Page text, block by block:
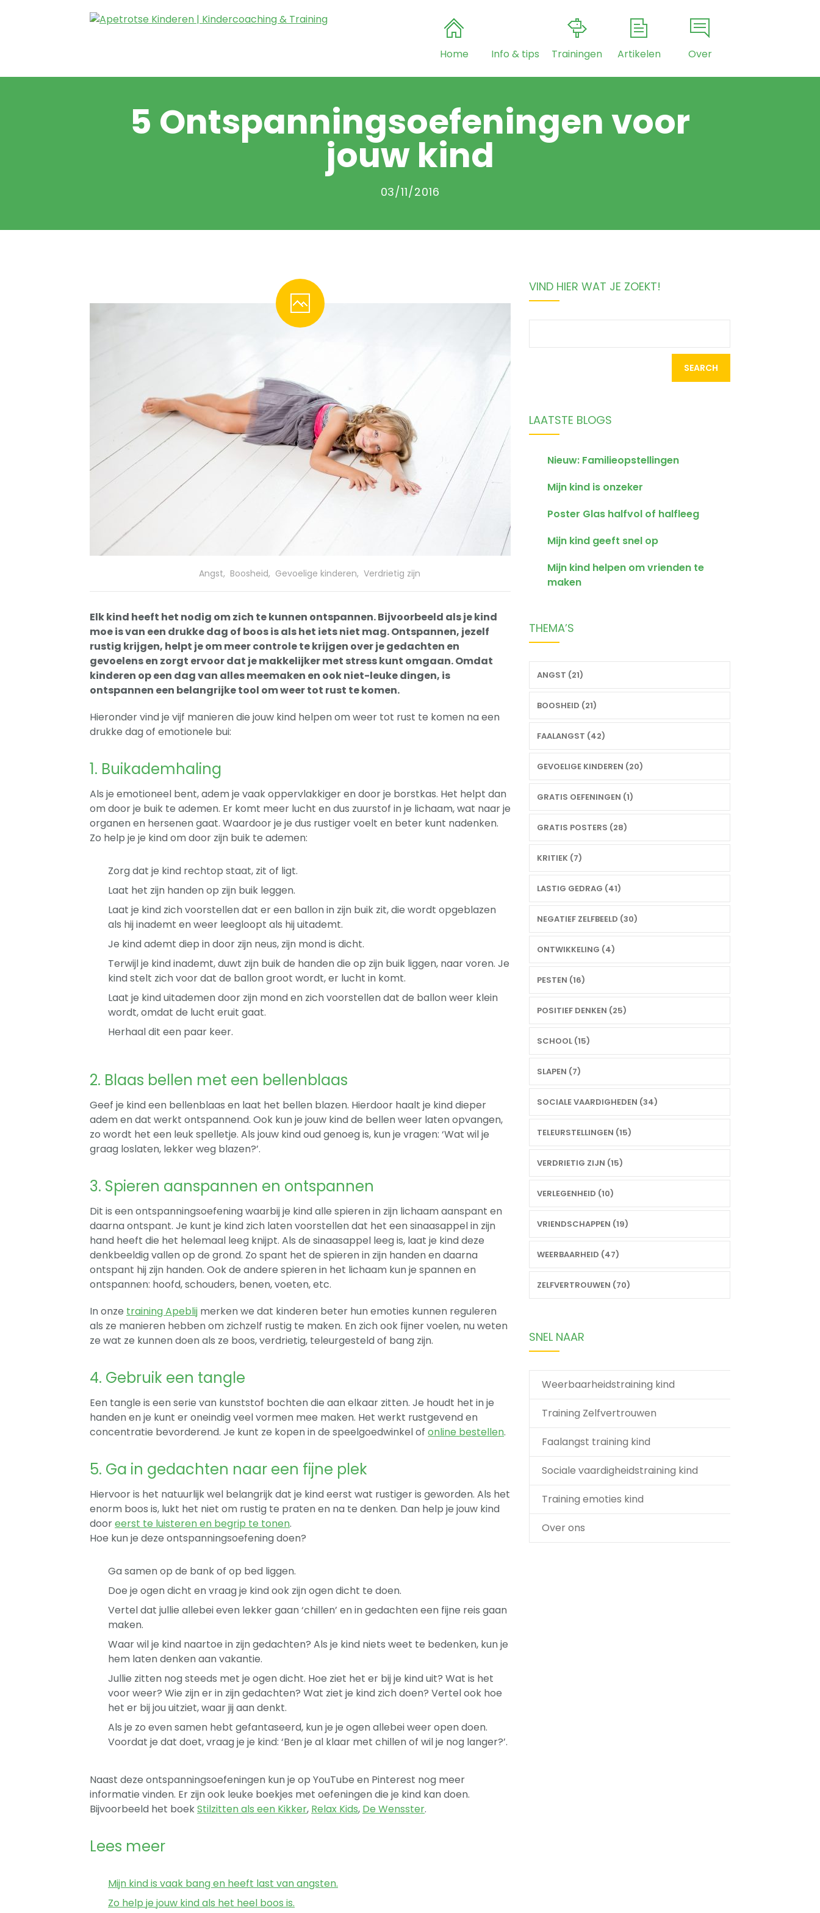
Home Info & tips Trainingen Artikelen Over
5 Ontspanningsoefeningen voor
jouw kind
03/11/2016
Angst, Boosheid, Gevoelige kinderen, Verdrietig zijn
Elk kind heeft het nodig om zich te kunnen ontspannen. Bijvoorbeeld als je kind
moe is van een drukke dag of boos is als het iets niet mag. Ontspannen, jezelf
rustig krijgen, helpt je om meer controle te krijgen over je gedachten en
gevoelens en zorgt ervoor dat je makkelijker met stress kunt omgaan. Omdat
kinderen op een dag van alles meemaken en ook niet-leuke dingen, is
ontspannen een belangrijke tool om weer tot rust te komen.
Hieronder vind je vijf manieren die jouw kind helpen om weer tot rust te komen na een
drukke dag of emotionele bui:
1. Buikademhaling
Als je emotioneel bent, adem je vaak oppervlakkiger en door je borstkas. Het helpt dan
om door je buik te ademen. Er komt meer lucht en dus zuurstof in je lichaam, wat naar je
organen en hersenen gaat. Waardoor je je dus rustiger voelt en beter kunt nadenken.
Zo help je je kind om door zijn buik te ademen:
Zorg dat je kind rechtop staat, zit of ligt.
Laat het zijn handen op zijn buik leggen.
Laat je kind zich voorstellen dat er een ballon in zijn buik zit, die wordt opgeblazen
als hij inademt en weer leegloopt als hij uitademt.
Je kind ademt diep in door zijn neus, zijn mond is dicht.
Terwijl je kind inademt, duwt zijn buik de handen die op zijn buik liggen, naar voren. Je
kind stelt zich voor dat de ballon groot wordt, er lucht in komt.
Laat je kind uitademen door zijn mond en zich voorstellen dat de ballon weer klein
wordt, omdat de lucht eruit gaat.
Herhaal dit een paar keer.
2. Blaas bellen met een bellenblaas
Geef je kind een bellenblaas en laat het bellen blazen. Hierdoor haalt je kind dieper
adem en dat werkt ontspannend. Ook kun je jouw kind de bellen weer laten opvangen,
zo wordt het een leuk spelletje. Als jouw kind oud genoeg is, kun je vragen: ‘Wat wil je
graag loslaten, lekker weg blazen?’.
3. Spieren aanspannen en ontspannen
Dit is een ontspanningsoefening waarbij je kind alle spieren in zijn lichaam aanspant en
daarna ontspant. Je kunt je kind zich laten voorstellen dat het een sinaasappel in zijn
hand heeft die het helemaal leeg knijpt. Als de sinaasappel leeg is, laat je kind deze
denkbeeldig vallen op de grond. Zo spant het de spieren in zijn handen en daarna
ontspant hij zijn handen. Ook de andere spieren in het lichaam kun je spannen en
ontspannen: hoofd, schouders, benen, voeten, etc.
In onze training Apeblij merken we dat kinderen beter hun emoties kunnen reguleren
als ze manieren hebben om zichzelf rustig te maken. En zich ook fijner voelen, nu weten
ze wat ze kunnen doen als ze boos, verdrietig, teleurgesteld of bang zijn.
4. Gebruik een tangle
Een tangle is een serie van kunststof bochten die aan elkaar zitten. Je houdt het in je
handen en je kunt er oneindig veel vormen mee maken. Het werkt rustgevend en
concentratie bevorderend. Je kunt ze kopen in de speelgoedwinkel of online bestellen.
5. Ga in gedachten naar een fijne plek
Hiervoor is het natuurlijk wel belangrijk dat je kind eerst wat rustiger is geworden. Als het
enorm boos is, lukt het niet om rustig te praten en na te denken. Dan help je jouw kind
dooreerst te luisteren en begrip te tonen.
Hoe kun je deze ontspanningsoefening doen?
Ga samen op de bank of op bed liggen.
Doe je ogen dicht en vraag je kind ook zijn ogen dicht te doen.
Vertel dat jullie allebei even lekker gaan ‘chillen’ en in gedachten een fijne reis gaan
maken.
Waar wil je kind naartoe in zijn gedachten? Als je kind niets weet te bedenken, kun je
hem laten denken aan vakantie.
Jullie zitten nog steeds met je ogen dicht. Hoe ziet het er bij je kind uit? Wat is het
voor weer? Wie zijn er in zijn gedachten? Wat ziet je kind zich doen? Vertel ook hoe
het er bij jou uitziet, waar jij aan denkt.
Als je zo even samen hebt gefantaseerd, kun je je ogen allebei weer open doen.
Voordat je dat doet, vraag je je kind: ‘Ben je al klaar met chillen of wil je nog langer?’.
Naast deze ontspanningsoefeningen kun je op YouTube en Pinterest nog meer
informatie vinden. Er zijn ook leuke boekjes met oefeningen die je kind kan doen.
Bijvoorbeeld het boekStilzitten als een Kikker, Relax Kids, De Wensster.
Lees meer
Mijn kind is vaak bang en heeft last van angsten.
Zo help je jouw kind als het heel boos is.
VIND HIER WAT JE ZOEKT!
LAATSTE BLOGS
Nieuw: Familieopstellingen
Mijn kind is onzeker
Poster Glas halfvol of halfleeg
Mijn kind geeft snel op
Mijn kind helpen om vrienden te
maken
THEMA’S
ANGST (21)
BOOSHEID (21)
FAALANGST (42)
GEVOELIGE KINDEREN (20)
GRATIS OEFENINGEN (1)
GRATIS POSTERS (28)
KRITIEK (7)
LASTIG GEDRAG (41)
NEGATIEF ZELFBEELD (30)
ONTWIKKELING (4)
PESTEN (16)
POSITIEF DENKEN (25)
SCHOOL (15)
SLAPEN (7)
SOCIALE VAARDIGHEDEN (34)
TELEURSTELLINGEN (15)
VERDRIETIG ZIJN (15)
VERLEGENHEID (10)
VRIENDSCHAPPEN (19)
WEERBAARHEID (47)
ZELFVERTROUWEN (70)
SNEL NAAR
Weerbaarheidstraining kind
Training Zelfvertrouwen
Faalangst training kind
Sociale vaardigheidstraining kind
Training emoties kind
Over ons